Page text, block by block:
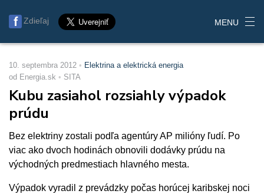
Zdieľaj MENU
10. septembra 2012
Elektrina a elektrická energia
od Energia.sk
SITA
Kubu zasiahol rozsiahly výpadok
prúdu
Bez elektriny zostali podľa agentúry AP milióny ľudí. Po
viac ako dvoch hodinách obnovili dodávky prúdu na
východných predmestiach hlavného mesta.
Výpadok vyradil z prevádzky počas horúcej karibskej noci